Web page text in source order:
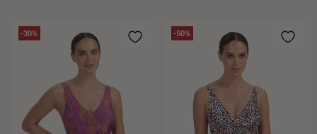
-30% -50%